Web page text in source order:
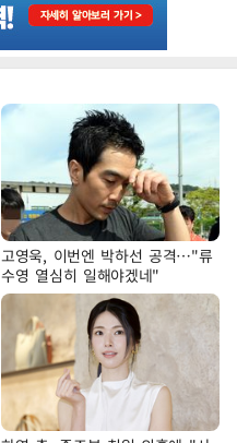
고영욱, 이번엔 박하선 공격…"류
수영 열심히 일해야겠네"